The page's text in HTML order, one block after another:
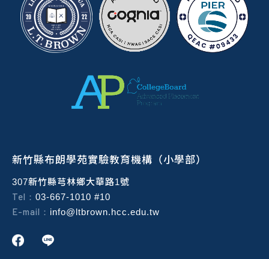
新竹縣布朗學苑實驗教育機構（小學部）
307新竹縣芎林鄉大華路1號
Tel： 03-667-1010 #10
E-mail： info@ltbrown.hcc.edu.tw